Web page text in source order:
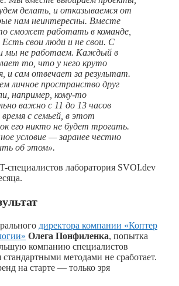
делать, и отказываемся от
нам неинтересны. Вместе
сможет работать в команде,
свои люди и не свои. С
мы не работаем. Каждый в
то, что у него круто
и сам отвечает за результат.
личное пространство друг
например, кому-то
важно с 11 до 13 часов
с семьей, в этот
его никто не будет трогать.
условие — заранее честно
об этом».
лаборатория SVOI.dev
директора компании «Коптер
Олега Понфиленка, попытка
компанию специалистов
методами не сработает.
на старте — только зря